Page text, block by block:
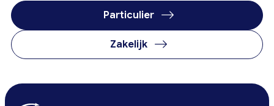
Particulier
Zakelijk